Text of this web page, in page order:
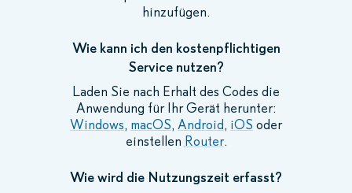
hinzufügen.
Wie kann ich den kostenpflichtigen
Service nutzen?
Laden Sie nach Erhalt des Codes die
Anwendung für Ihr Gerät herunter:
Windows, macOS, Android, iOS oder
einstellen Router.
Wie wird die Nutzungszeit erfasst?